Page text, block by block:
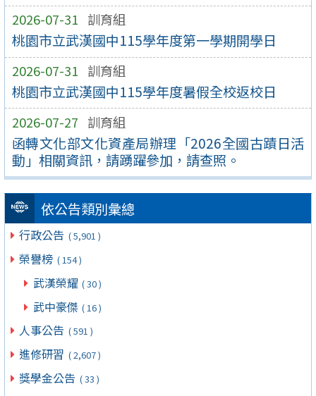
2026-07-31 訓育組
桃園市立武漢國中115學年度第一學期開學日
2026-07-31 訓育組
桃園市立武漢國中115學年度暑假全校返校日
2026-07-27 訓育組
函轉文化部文化資產局辦理「2026全國古蹟日活
動」相關資訊，請踴躍參加，請查照。
依公告類別彙總
行政公告 ( 5,901 )
榮譽榜 ( 154 )
武漢榮耀 ( 30 )
武中豪傑 ( 16 )
人事公告 ( 591 )
進修研習 ( 2,607 )
獎學金公告 ( 33 )